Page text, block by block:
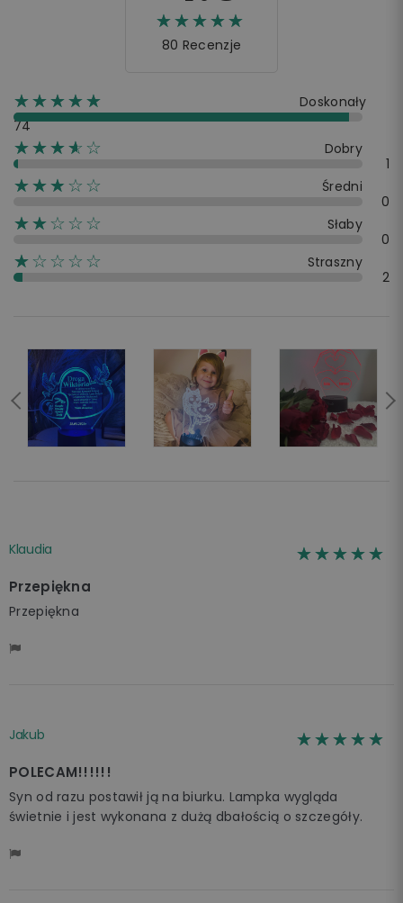
☆☆☆☆☆
★★★★★
80 Recenzje
☆☆☆☆☆
★★★★★
Doskonały
74
☆☆☆☆☆
★★★★
Dobry
1
☆☆☆☆☆
★★★
Średni
0
☆☆☆☆☆
★★
Słaby
0
☆☆☆☆☆
★
Straszny
2
Klaudia ☆☆☆☆☆
★★★★★
Przepiękna
Przepiękna
Jakub ☆☆☆☆☆
★★★★★
POLECAM!!!!!!
Syn od razu postawił ją na biurku. Lampka wygląda
świetnie i jest wykonana z dużą dbałością o szczegóły.